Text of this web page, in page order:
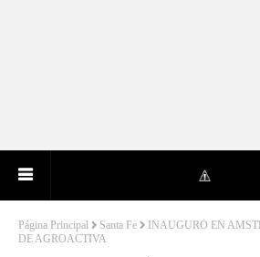
Página Principal Santa Fe
INAUGURÓ EN
DE AGROACTIVA